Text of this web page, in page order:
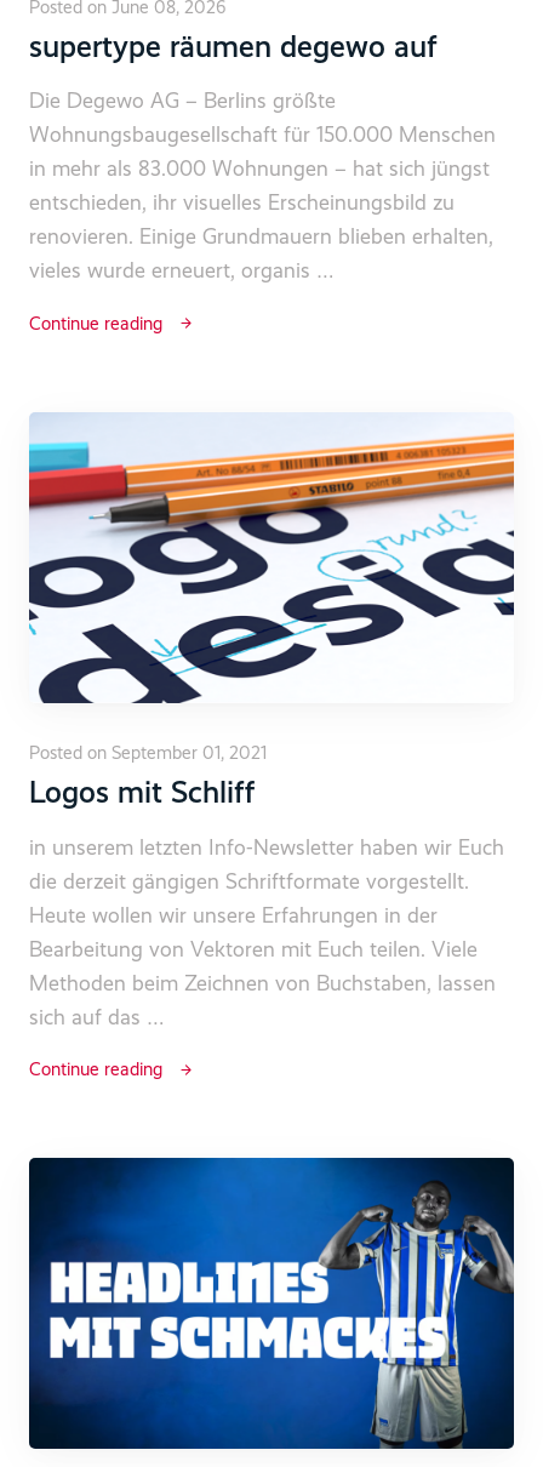
Posted on June 08, 2026
supertype räumen degewo auf
Die Degewo AG – Berlins größte
Wohnungsbaugesellschaft für 150.000 Menschen
in mehr als 83.000 Wohnungen – hat sich jüngst
entschieden, ihr visuelles Erscheinungsbild zu
renovieren. Einige Grundmauern blieben erhalten,
vieles wurde erneuert, organis …
Continue reading
Posted on September 01, 2021
Logos mit Schliff
in unserem letzten Info-Newsletter haben wir Euch
die derzeit gängigen Schriftformate vorgestellt.
Heute wollen wir unsere Erfahrungen in der
Bearbeitung von Vektoren mit Euch teilen. Viele
Methoden beim Zeichnen von Buchstaben, lassen
sich auf das …
Continue reading